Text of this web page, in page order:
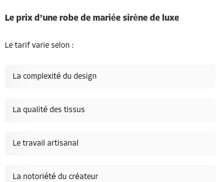
Le prix d’une robe de mariée sirène de luxe
Le tarif varie selon :
La complexité du design
La qualité des tissus
Le travail artisanal
La notoriété du créateur